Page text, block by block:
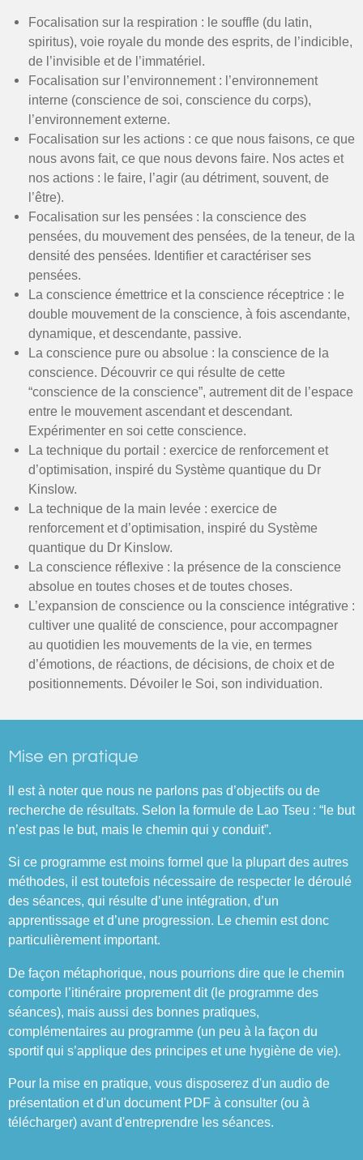
Focalisation sur la respiration : le souffle (du latin,
spiritus), voie royale du monde des esprits, de l’indicible,
de l’invisible et de l’immatériel.
Focalisation sur l’environnement : l’environnement
interne (conscience de soi, conscience du corps),
l’environnement externe.
Focalisation sur les actions : ce que nous faisons, ce que
nous avons fait, ce que nous devons faire. Nos actes et
nos actions : le faire, l’agir (au détriment, souvent, de
l’être).
Focalisation sur les pensées : la conscience des
pensées, du mouvement des pensées, de la teneur, de la
densité des pensées. Identifier et caractériser ses
pensées.
La conscience émettrice et la conscience réceptrice : le
double mouvement de la conscience, à fois ascendante,
dynamique, et descendante, passive.
La conscience pure ou absolue : la conscience de la
conscience. Découvrir ce qui résulte de cette
“conscience de la conscience”, autrement dit de l’espace
entre le mouvement ascendant et descendant.
Expérimenter en soi cette conscience.
La technique du portail : exercice de renforcement et
d’optimisation, inspiré du Système quantique du Dr
Kinslow.
La technique de la main levée : exercice de
renforcement et d’optimisation, inspiré du Système
quantique du Dr Kinslow.
La conscience réflexive : la présence de la conscience
absolue en toutes choses et de toutes choses.
L’expansion de conscience ou la conscience intégrative :
cultiver une qualité de conscience, pour accompagner
au quotidien les mouvements de la vie, en termes
d’émotions, de réactions, de décisions, de choix et de
positionnements. Dévoiler le Soi, son individuation.
Mise en pratique
Il est à noter que nous ne parlons pas d’objectifs ou de
recherche de résultats. Selon la formule de Lao Tseu : “le but
n’est pas le but, mais le chemin qui y conduit”.
Si ce programme est moins formel que la plupart des autres
méthodes, il est toutefois nécessaire de respecter le déroulé
des séances, qui résulte d’une intégration, d’un
apprentissage et d’une progression. Le chemin est donc
particulièrement important.
De façon métaphorique, nous pourrions dire que le chemin
comporte l’itinéraire proprement dit (le programme des
séances), mais aussi des bonnes pratiques,
complémentaires au programme (un peu à la façon du
sportif qui s’applique des principes et une hygiène de vie).
Pour la mise en pratique, vous disposerez d'un audio de
présentation et d'un document PDF à consulter (ou à
télécharger) avant d'entreprendre les séances.